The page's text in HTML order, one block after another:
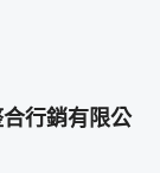
行銷有限公